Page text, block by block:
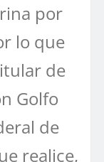
por
lo que
de
Golfo
de
realice,